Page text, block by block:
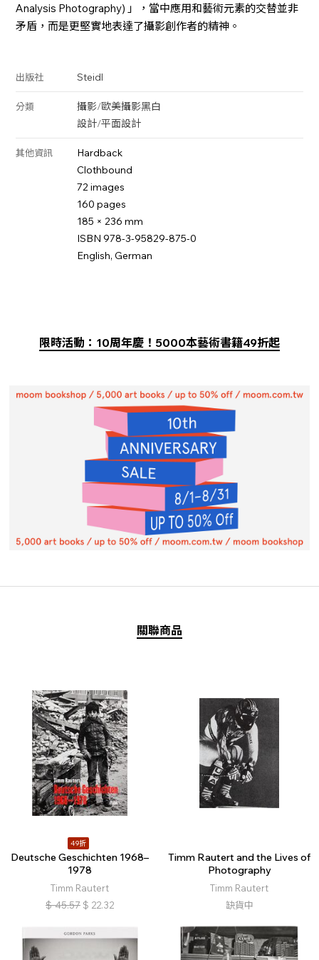
Analysis Photography) 」，當中應用和藝術元素的交替並非
矛盾，而是更堅實地表達了攝影創作者的精神。
出版社 Steidl
分類 攝影/歐美攝影黑白
設計/平面設計
其他資訊
Hardback
Clothbound
72 images
160 pages
185 × 236 mm
ISBN 978-3-95829-875-0
English, German
限時活動：10周年慶！5000本藝術書籍49折起
關聯商品
49折
Deutsche Geschichten 1968–
1978
Timm Rautert
$ 45.57 $ 22.32
Timm Rautert and the Lives of
Photography
Timm Rautert
缺貨中